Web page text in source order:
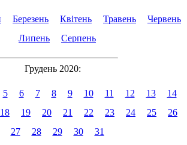
Березень Квітень Травень
Червень
Липень
Серпень
Грудень 2020:
5 6 7 8 9 10 11 12 13
14
18 19 20 21 22 23 24 25
26
27
28 29 30 31